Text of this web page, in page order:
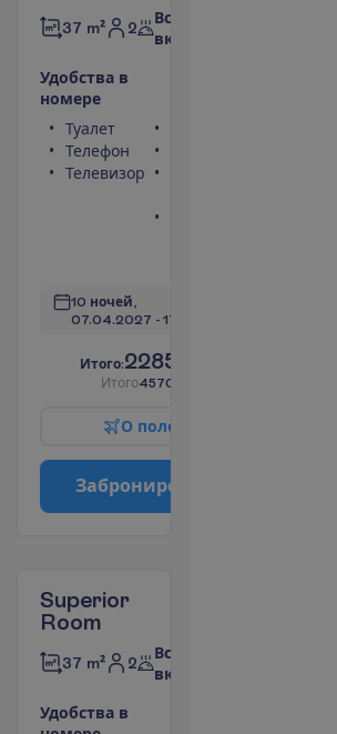
37 m² 2
Все
включено
Удобства в
номере
Туалет
Телефон
Телевизор
10 ночей,
07.04.2027 - 17.04.2027
Итого:2285.00
Итого4570.00
О поле
Заброниро
Superior
Room
37 m² 2
Все
включено
Удобства в